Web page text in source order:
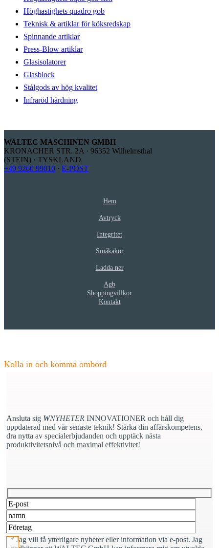
Höghastighets quadro gob
Teknisk & artiklar för köksredskap
Spinnande artiklar
Press-Blow artiklar
Glasisolatorer
Glasblock
Stålgods av hög kvalitet
Infraröd härdning
WALTEC MASCHINEN GMBH
KRONACHER STR. 2A · 96352 Wilhelmsthal
(STEIN) · TYSKLAND
+49 9260 99010 · E-POST
Hem
Avtryck
Integritet
Småkakor
Ladda ner
Agb
Shoppingvillkor
Kontakt
Kolla in och komma ombord
Ansluta sig WNYHETER INNOVATIONER och håll dig
uppdaterad med vår senaste teknik! Stärka din affärskompetens,
dra nytta av specialerbjudanden och upptäck nästa
produktivitetsnivå och maximal effektivitet!
Lämna det här fältet tomt.
* Jag vill få ytterligare nyheter eller information via e-post. Jag